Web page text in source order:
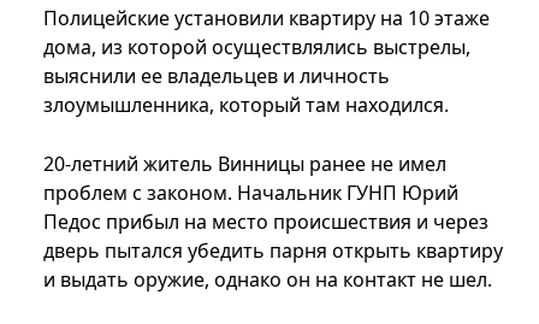
Полицейские установили квартиру на 10 этаже
дома, из которой осуществлялись выстрелы,
выяснили ее владельцев и личность
злоумышленника, который там находился.
20-летний житель Винницы ранее не имел
проблем с законом. Начальник ГУНП Юрий
Педос прибыл на место происшествия и через
дверь пытался убедить парня открыть квартиру
и выдать оружие, однако он на контакт не шел.